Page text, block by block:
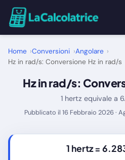
Home
Calcolatrici
Tutte le Calcolatrici
Home Conversioni
Angolare
Hz in rad/s: Conversione Hz in rad/s
Hz in rad/s:
1 hertz equivale a
Pubblicato il 16 Febbraio 2026 ·
1 hertz =